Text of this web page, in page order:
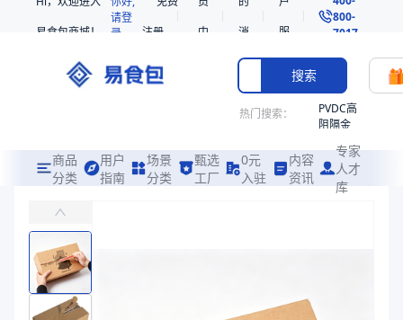
易食包商城！
请登
录
注册
中
消
息
服
务
800-
7017
搜索
热门搜索：
PVDC高
阻隔金
共挤热
收缩袋
商品
分类
用户
指南
场景
分类
甄选
工厂
0元
入驻
内容
资讯
专家
人才
库
易食包（EPAK）专注于易撕拉链纸箱包装，提供详尽的规格参数、实
在线询价
商品参数
商品分类